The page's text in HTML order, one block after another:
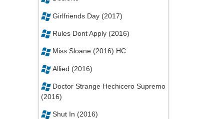
Girlfriends Day (2017)
Rules Dont Apply (2016)
Miss Sloane (2016) HC
Allied (2016)
Doctor Strange Hechicero Supremo
(2016)
Shut In (2016)